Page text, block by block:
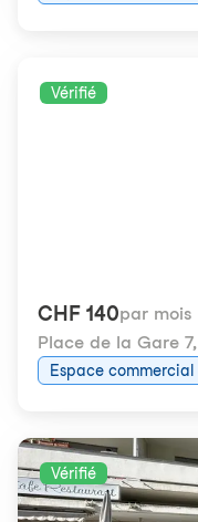
Vérifié
CHF 140par mois
Place de la Gare 7,
Espace commercial
Vérifié